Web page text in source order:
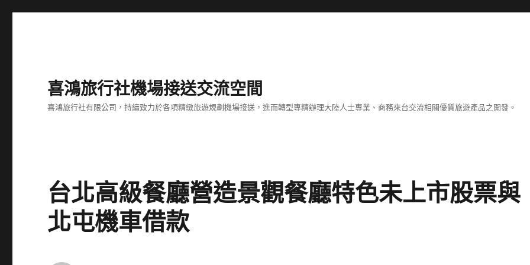
喜鴻旅行社機場接送交流空間
喜鴻旅行社有限公司，持續致力於各項精緻旅遊規劃機場接送，進而轉型專精辦理大陸人士專業、商務來台交流相關優質旅遊產品之開發。
台北高級餐廳營造景觀餐廳特色未上市股票與
北屯機車借款